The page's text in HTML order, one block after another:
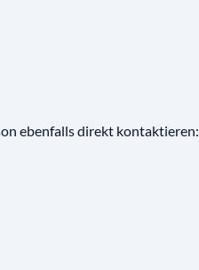
ebenfalls direkt kontaktieren: